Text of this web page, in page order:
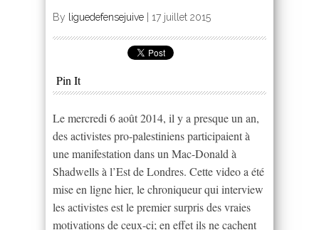
By liguedefensejuive 17 juillet 2015
Pin It
Le mercredi 6 août 2014, il y a presque un an,
des activistes pro-palestiniens participaient à
une manifestation dans un Mac-Donald à
Shadwells à l’Est de Londres. Cette video a été
mise en ligne hier, le chroniqueur qui interview
les activistes est le premier surpris des vraies
motivations de ceux-ci; en effet ils ne cachent